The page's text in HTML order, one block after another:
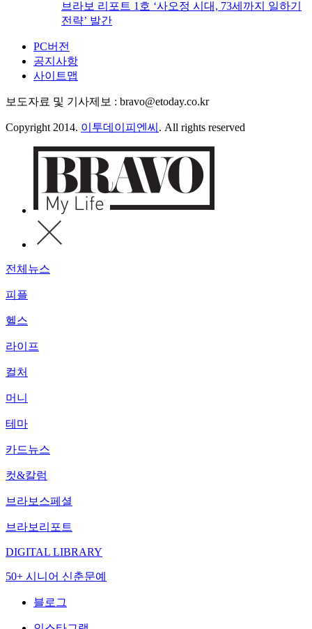
브라보 리포트 1호 ‘사오정 시대, 73세까지 일하기
전략’ 발간
PC버전
공지사항
사이트맵
보도자료 및 기사제보 : bravo@etoday.co.kr
Copyright 2014. 이투데이피엔씨 . All rights reserved
전체뉴스
피플
헬스
라이프
컬처
머니
테마
카드뉴스
컷&칼럼
브라보스페셜
브라보리포트
DIGITAL LIBRARY
50+ 시니어 신춘문예
블로그